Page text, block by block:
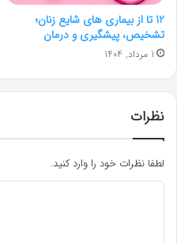
12 تا از بیماری های شایع زنان؛
تشخیص، پیشگیری و درمان
1 مرداد, 1404
نظرات
لطفا نظرات خود را وارد کنید.